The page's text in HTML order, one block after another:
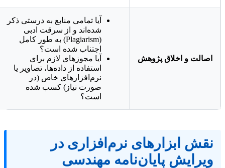
اصالت و اخلاق پژوهش
آیا تمامی منابع به درستی ذکر
شده‌اند و از سرقت ادبی
(Plagiarism) به طور کامل
اجتناب شده است؟
آیا مجوزهای لازم برای
استفاده از داده‌ها، تصاویر یا
نرم‌افزارهای خاص (در
صورت نیاز) کسب شده
است؟
نقش ابزارهای نرم‌افزاری در
ویرایش پایان‌نامه مهندسی